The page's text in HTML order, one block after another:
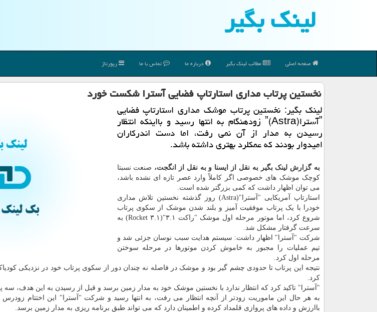
لینك بگیر
صفحه اصلی مطالب لینك بگیر درباره ما تماس با ما رپورتاژ
نخستین پرتاب مداری استارتاپ فضایی آسترا شكست خورد
لینك بگیر: نخستین پرتاب موشك مداری استارتاپ فضایی
ˮآستراˮ(Astra) زودهنگام به انتها رسید و بااینكه انتظار
رسیدن به مدار از آن نمی رفت، اما دست اندركاران
امیدوار بودند كه عمكلرد بهتری داشته باشد.
به گزارش لینک بگیر به نقل از ایسنا و به نقل از انگجت، صنعت نسبتا
کوچک موشک های خصوصی اگر کاملاً وارد عصر تازه ای نشده باشد،
می توان اظهار داشت که کمی بزرگتر شده است.
استارتاپ آمریکایی "آسترا"(Astra) روز گذشته نخستین تلاش مداری
خودرا با یک پرتاب موفقیت آمیز و بلند شدن موشک از سکوی پرتاب
شروع کرد، اما موتور مرحله اول موشک "راکت ۳.۱"(Rocket ۳.۱) به
سرعت گرفتار مشکل شد.
شرکت "آسترا" اظهار داشت: سیستم هدایت سبب نوسان جزئی شد و
تیم عملیات را مجبور به خاموش کردن موتورها در مرحله سوختن
مرحله اول کرد.
نتیجه این پرتاب تا حدودی چشم گیر بود و موشک در فاصله نه چندان دور از سکوی پرتاب خود در نزدیکی
کرد.
"آسترا" تاکید کرد که انتظار ندارد با نخستین موشک خود به مدار زمین برسد و قبل از رسیدن به این هدف، سه
به هر حال این ماموریت زودتر از آنچه انتظار می رفت، به انتها رسید و شرکت "آسترا" این اختتام
باارزش و داده های پروازی قلمداد کرده و اطمینان دارد که می تواند طبق برنامه ریزی به مدار زمین برسد.